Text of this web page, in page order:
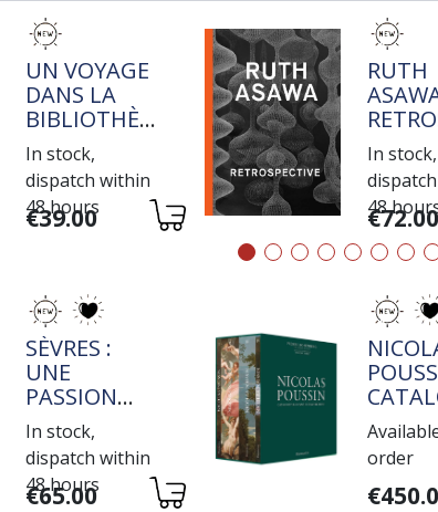
TITRE
UN VOYAGE
DANS LA
BIBLIOTHÈQUE
DE JEAN-
MICHEL
COULON
In stock,
dispatch within
48 hours
Variations
€39.00
TITRE
RUTH
In stock,
48
€72.00
TITRE
SÈVRES :
UNE
PASSION
ROTHSCHILD
In stock,
dispatch within
48 hours
Variations
€65.00
TITRE
DE
PEINT
order